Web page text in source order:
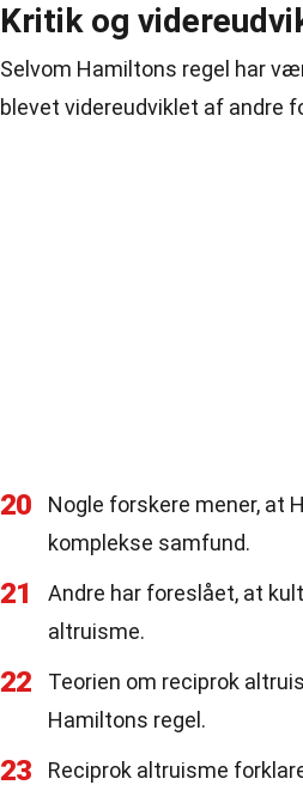
Kritik og
Selvom Hamiltons regel har
blevet videreudviklet af andre
20
Nogle forskere mener, at
komplekse samfund.
21
Andre har foreslået, at
altruisme.
22
Teorien om reciprok
Hamiltons regel.
23 Reciprok altruisme